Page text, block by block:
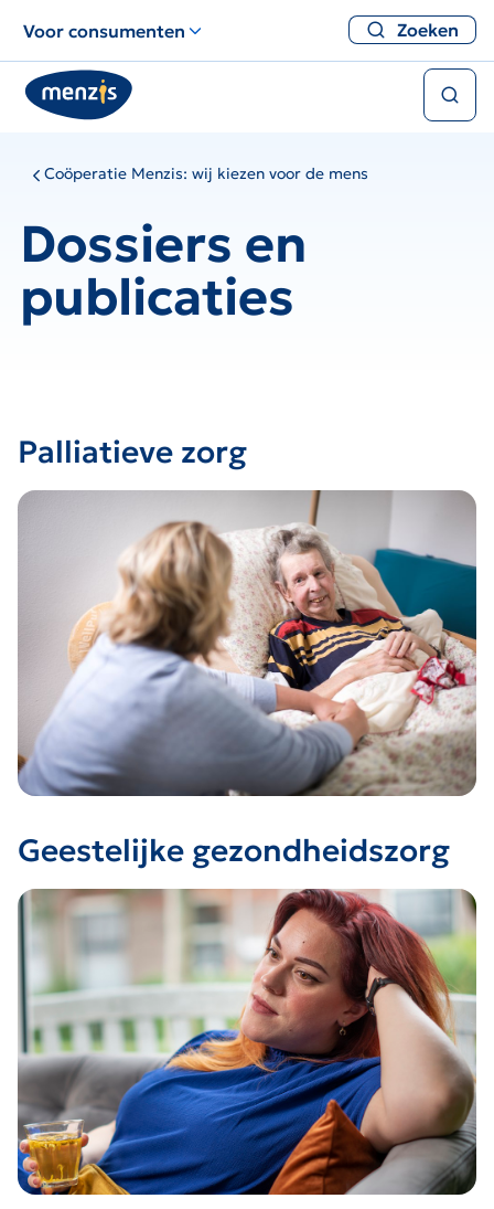
voor
snelle
navigatie
Voor consumenten Zoeken
Coöperatie Menzis: wij kiezen voor de mens
Dossiers en
publicaties
Palliatieve zorg
Geestelijke gezondheidszorg